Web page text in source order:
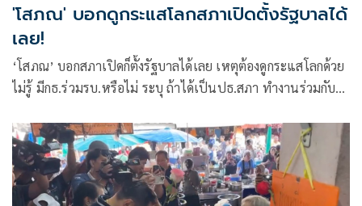
'โสภณ' บอกดูกระแสโลกสภาเปิดตั้งรัฐบาลได้
เลย!
‘โสภณ’ บอกสภาเปิดก็ตั้งรัฐบาลได้เลย เหตุต้องดูกระแสโลกด้วย
ไม่รู้ มีกธ.ร่วมรบ.หรือไม่ ระบุ ถ้าได้เป็นปธ.สภา ทำงานร่วมกับ